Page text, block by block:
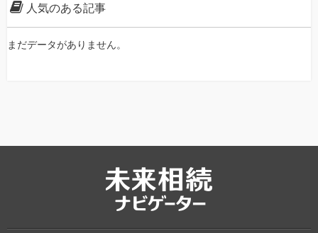
人気のある記事
まだデータがありません。